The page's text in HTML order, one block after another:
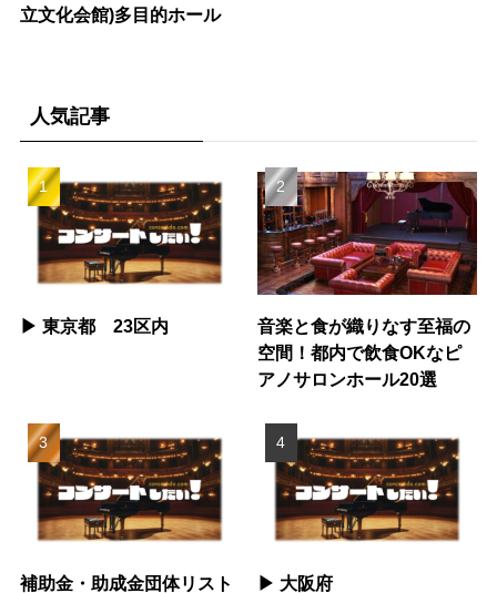
立文化会館)多目的ホール
人気記事
▶︎ 東京都 23区内
音楽と食が織りなす至福の
空間！都内で飲食OKなピ
アノサロンホール20選
補助金・助成金団体リスト ▶︎ 大阪府